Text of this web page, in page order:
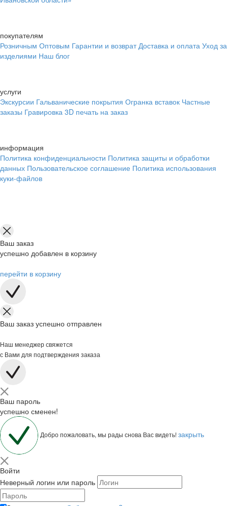
покупателям
Розничным Оптовым Гарантии и возврат Доставка и оплата Уход за
изделиями Наш блог
услуги
Экскурсии Гальванические покрытия Огранка вставок Частные
заказы Гравировка 3D печать на заказ
информация
Политика конфиденциальности Политика защиты и обработки
данных Пользовательское соглашение Политика использования
куки-файлов
Ваш заказ
успешно добавлен в корзину
перейти в корзину
Ваш заказ успешно отправлен
Наш менеджер свяжется
с Вами для подтверждения заказа
Ваш пароль
успешно сменен!
Добро пожаловать, мы рады снова Вас видеть!закрыть
Войти
Неверный логин или пароль